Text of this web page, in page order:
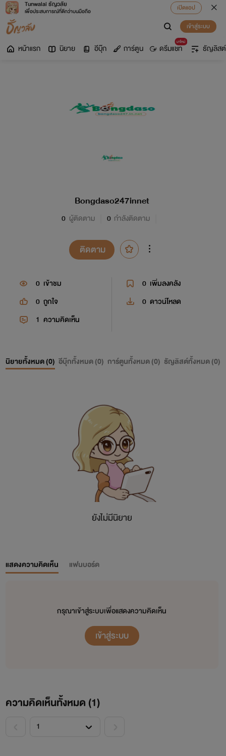
Tunwalai ธัญวลัย
เพื่อประสบการณ์ที่ดีกว่าบนมือถือ
เปิดแอป
เข้าสู่ระบบ
หน้าแรก นิยาย อีบุ๊ก การ์ตูน
มาใหม่
ดรีมแชท ธัญลิสต์
Bongdaso247innet
0 ผู้ติดตาม 0 กำลังติดตาม
ติดตาม
0 เข้าชม 0 เพิ่มลงคลัง
0 ถูกใจ 0 ดาวน์โหลด
1 ความคิดเห็น
นิยายทั้งหมด (0) อีบุ๊กทั้งหมด (0) การ์ตูนทั้งหมด (0) ธัญลิสต์ทั้งหมด (0)
ยังไม่มีนิยาย
แสดงความคิดเห็น แฟนบอร์ด
กรุณาเข้าสู่ระบบเพื่อแสดงความคิดเห็น
เข้าสู่ระบบ
ความคิดเห็นทั้งหมด (1)